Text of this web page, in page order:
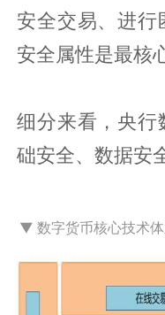
安全交易、进行
安全属性是最核
细分来看，央行
础安全、数据安
▼ 数字货币核心技术